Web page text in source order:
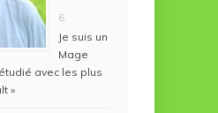
6
Je suis un
Mage
avec les plus
»